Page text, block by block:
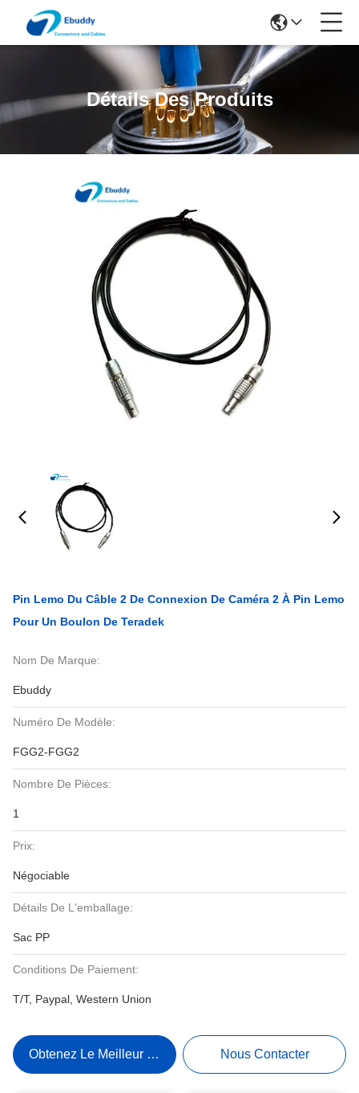
Détails Des Produits
Pin Lemo Du Câble 2 De Connexion De Caméra 2 À Pin Lemo
Pour Un Boulon De Teradek
Nom De Marque:
Ebuddy
Numéro De Modèle:
FGG2-FGG2
Nombre De Pièces:
1
Prix:
Négociable
Détails De L'emballage:
Sac PP
Conditions De Paiement:
T/T, Paypal, Western Union
Obtenez Le Meilleur Prix Nous Contacter